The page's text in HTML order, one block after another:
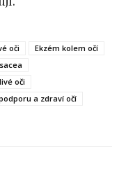
oči
Ekzém kolem očí
oči
a zdraví očí